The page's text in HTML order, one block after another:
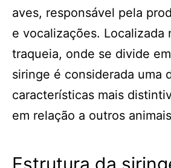
aves, responsável pela
e vocalizações. Localizada
traqueia, onde se divide
siringe é considerada uma
características mais
em relação a outros